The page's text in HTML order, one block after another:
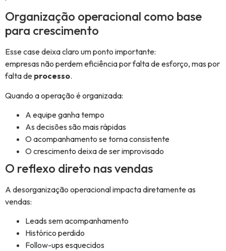
Organização operacional como base
para crescimento
Esse case deixa claro um ponto importante:
empresas não perdem eficiência por falta de esforço, mas por
falta de processo.
Quando a operação é organizada:
A equipe ganha tempo
As decisões são mais rápidas
O acompanhamento se torna consistente
O crescimento deixa de ser improvisado
O reflexo direto nas vendas
A desorganização operacional impacta diretamente as
vendas:
Leads sem acompanhamento
Histórico perdido
Follow-ups esquecidos